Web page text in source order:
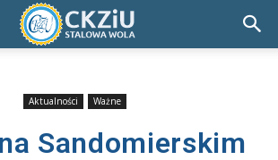
Aktualności Ważne
Sandomierskim